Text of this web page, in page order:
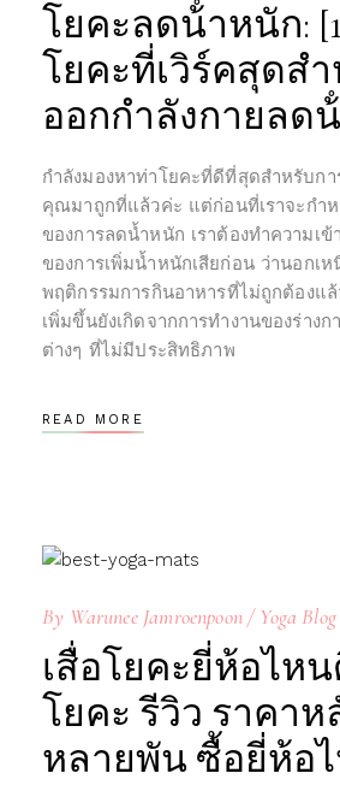
โยคะลดน้ําหนัก:
โยคะที่เวิร์คสุดส
ออกกําลังกายลด
กำลังมองหาท่าโยคะที่ดีที่สุดสำหรับก
คุณมาถูกที่แล้วค่ะ แต่ก่อนที่เราจะกำ
ของการลดน้ำหนัก เราต้องทำความเข้
ของการเพิ่มน้ำหนักเสียก่อน ว่านอกเห
พฤติกรรมการกินอาหารที่ไม่ถูกต้องแ
เพิ่มขึ้นยังเกิดจากการทำงานของร่างก
ต่างๆ ที่ไม่มีประสิทธิภาพ
READ MORE
By Warunee Jamroenpoon Yoga Blog
เสื่อโยคะยี่ห้อไหน
โยคะ รีวิว ราคาห
หลายพัน ซื้อยี่ห้อ